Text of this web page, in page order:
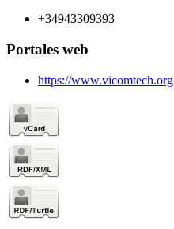
+34943309393
Portales web
https://www.vicomtech.org